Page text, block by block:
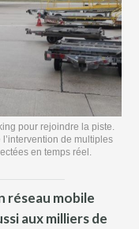
pour rejoindre la piste.
de multiples
en temps réel.
réseau mobile
aux milliers de